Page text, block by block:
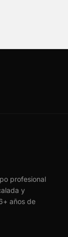
profesional
y
+ años de